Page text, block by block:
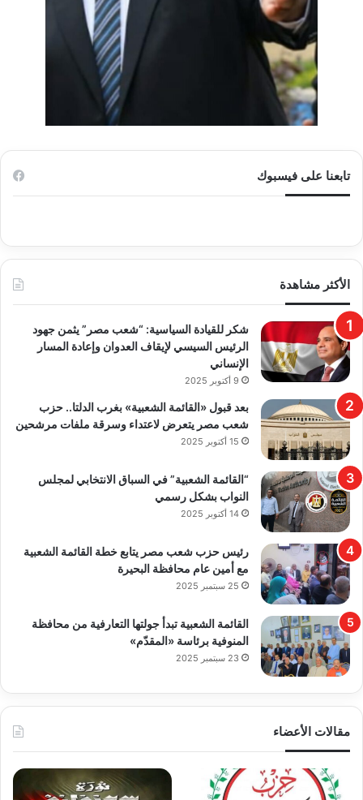
تابعنا على فيسبوك
الأكثر مشاهدة
​شكر للقيادة السياسية: “شعب مصر” يثمن جهود
الرئيس السيسي لإيقاف العدوان وإعادة المسار
الإنساني
9 أكتوبر 2025
بعد قبول «القائمة الشعبية» بغرب الدلتا.. حزب
شعب مصر يتعرض لاعتداء وسرقة ملفات مرشحين
15 أكتوبر 2025
“القائمة الشعبية” في السباق الانتخابي لمجلس
النواب بشكل رسمي
14 أكتوبر 2025
رئيس حزب شعب مصر يتابع خطة القائمة الشعبية
مع أمين عام محافظة البحيرة
25 سبتمبر 2025
القائمة الشعبية تبدأ جولتها التعارفية من محافظة
المنوفية برئاسة «المقدّم»
23 سبتمبر 2025
مقالات الأعضاء